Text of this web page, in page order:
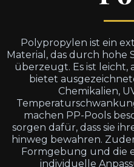
Polypropylen ist ein
Material, das durch hohe
überzeugt. Es ist
bietet
Chemikalien,
machen PP-Pools
sorgen dafür, dass sie
hinweg bewahren.
Formgebung und die
individuelle